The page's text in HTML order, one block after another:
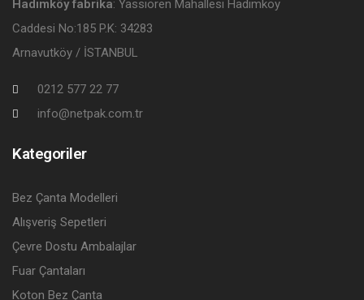
Kategoriler
Bez Çanta Modelleri
Alışveriş Sepetleri
Çevre Dostu Ambalajlar
Fuar Çantaları
Koton Bez Çanta
Hadımköy fabrika: Yassıören Mahallesi Hadımköy
Caddesi No:185 P.K: 34283
Arnavutköy / İSTANBUL
0212 577 22 77
info@netpak.com.tr